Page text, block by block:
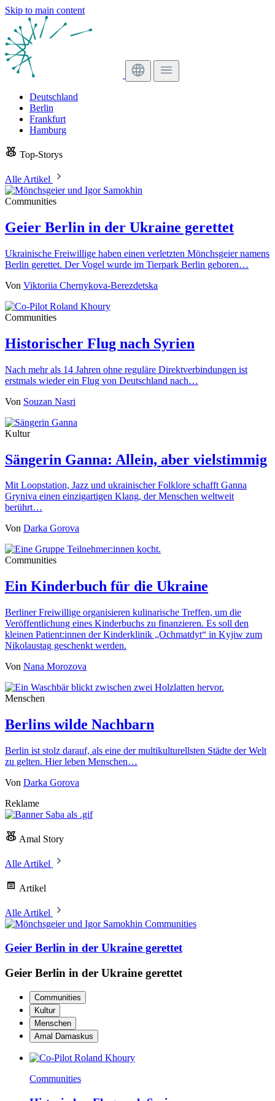
Skip to main content
Deutschland
Berlin
Frankfurt
Hamburg
Top-Storys
Alle Artikel
Communities
Geier Berlin in der Ukraine gerettet
Ukrainische Freiwillige haben einen verletzten Mönchsgeier namens
Berlin gerettet. Der Vogel wurde im Tierpark Berlin geboren…
Von Viktoriia Chernykova-Berezdetska
Communities
Historischer Flug nach Syrien
Nach mehr als 14 Jahren ohne reguläre Direktverbindungen ist
erstmals wieder ein Flug von Deutschland nach…
Von Souzan Nasri
Kultur
Sängerin Ganna: Allein, aber vielstimmig
Mit Loopstation, Jazz und ukrainischer Folklore schafft Ganna
Gryniva einen einzigartigen Klang, der Menschen weltweit
berührt…
Von Darka Gorova
Communities
Ein Kinderbuch für die Ukraine
Berliner Freiwillige organisieren kulinarische Treffen, um die
Veröffentlichung eines Kinderbuchs zu finanzieren. Es soll den
kleinen Patient:innen der Kinderklinik „Ochmatdyt“ in Kyjiw zum
Nikolaustag geschenkt werden.
Von Nana Morozova
Menschen
Berlins wilde Nachbarn
Berlin ist stolz darauf, als eine der multikulturellsten Städte der Welt
zu gelten. Hier leben Menschen…
Von Darka Gorova
Reklame
Amal Story
Alle Artikel
Artikel
Alle Artikel
Communities
Geier Berlin in der Ukraine gerettet
Geier Berlin in der Ukraine gerettet
Communities
Kultur
Menschen
Amal Damaskus
Communities